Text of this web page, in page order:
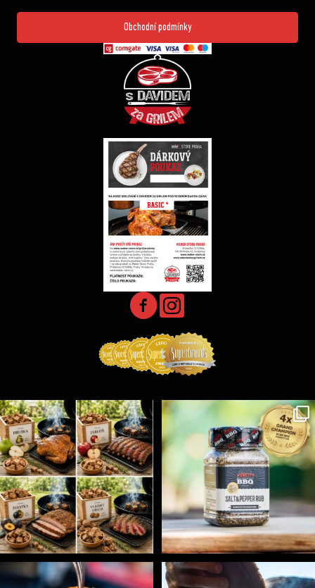
Obchodní podmínky
Udící špalíky - BORN TO SMOKE - různé druhy k...
3 0
Koření Suncity – autentická BBQ chuť u vás doma!...
1 0
Spoustu podobných triků, které vám usnadní nejenom... Ryba na grilu je opravdu rychlá, a stejně tak...